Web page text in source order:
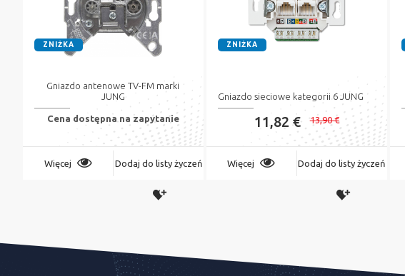
ZNIŻKA
Gniazdo antenowe TV-FM marki
JUNG
Cena dostępna na zapytanie
Więcej Dodaj do listy życzeń
ZNIŻKA
Gniazdo sieciowe kategorii 6 JUNG
11,82 € 13,90 €
Więcej Dodaj do listy życzeń